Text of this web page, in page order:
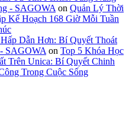
- SAGOWA on Quản Lý Thời
Kế Hoạch 168 Giờ Mỗi Tuần
Dẫn Hơn: Bí Quyết Thoát
SAGOWA on Top 5 Khóa Học
Trên Unica: Bí Quyết Chinh
Trong Cuộc Sống